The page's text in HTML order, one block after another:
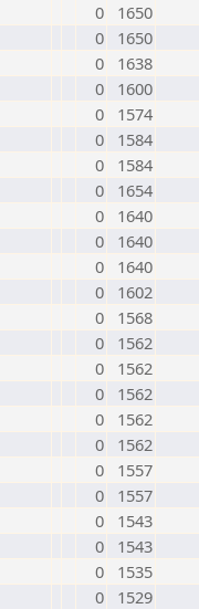
0
1650
0
1650
0
1638
0
1600
0
1574
0
1584
0
1584
0
1654
0
1640
0
1640
0
1640
0
1602
0
1568
0
1562
0
1562
0
1562
0
1562
0
1562
0
1557
0
1557
0
1543
0
1543
0
1535
0
1529